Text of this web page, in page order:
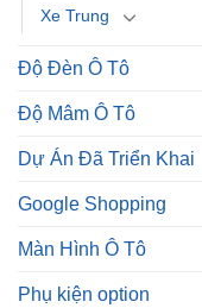
Xe Trung
Độ Đèn Ô Tô
Độ Mâm Ô Tô
Dự Án Đã Triển Khai
Google Shopping
Màn Hình Ô Tô
Phụ kiện option